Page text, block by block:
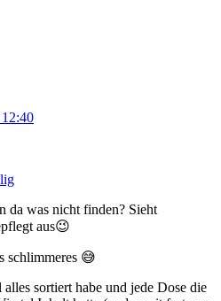
da was nicht finden? Sieht
aus😉
schlimmeres 😅
alles sortiert habe und jede Dose die